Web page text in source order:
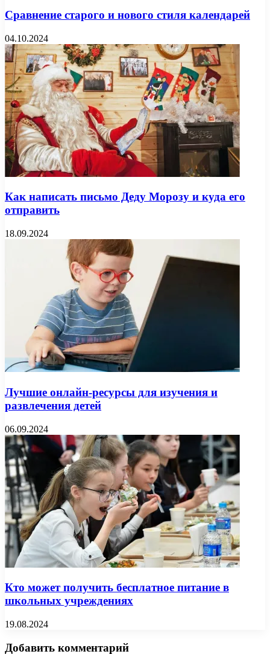
Сравнение старого и нового стиля календарей
04.10.2024
Как написать письмо Деду Морозу и куда его
отправить
18.09.2024
Лучшие онлайн-ресурсы для изучения и
развлечения детей
06.09.2024
Кто может получить бесплатное питание в
школьных учреждениях
19.08.2024
Добавить комментарий